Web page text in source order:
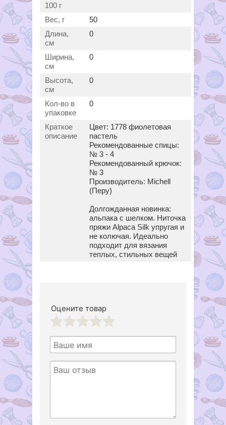
100 г
Вес, г
50
Длина,
см
0
Ширина,
см
0
Высота,
см
0
Кол-во в
упаковке
0
Краткое
описание
Цвет: 1778 фиолетовая
пастель
Рекомендованные спицы:
№ 3 - 4
Рекомендованный крючок:
№ 3
Производитель: Michell
(Перу)
Долгожданная новинка:
альпака с шелком. Ниточка
пряжи Alpaca Silk упругая и
не колючая. Идеально
подходит для вязания
теплых, стильных вещей
Оцените товар